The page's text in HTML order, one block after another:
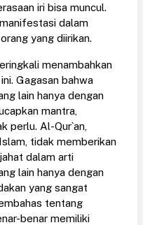
iri bisa muncul.
dalam
yang diirikan.
menambahkan
Gagasan bahwa
lain hanya dengan
mantra,
perlu. Al-Qur`an,
tidak memberikan
dalam arti
lain hanya dengan
yang sangat
tentang
benar memiliki